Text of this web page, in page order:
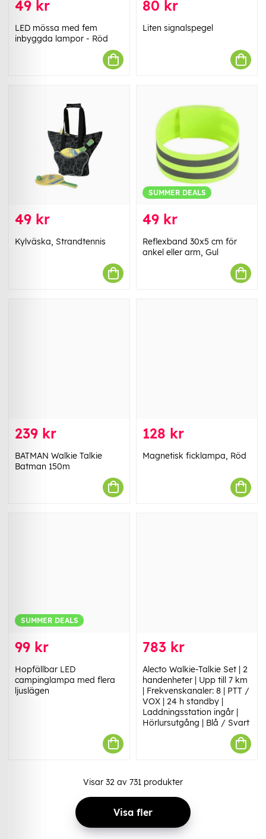
49 kr
LED mössa med fem
inbyggda lampor - Röd
80 kr
Liten signalspegel
49 kr
Kylväska, Strandtennis
SUMMER DEALS
49 kr
Reflexband 30x5 cm för
ankel eller arm, Gul
239 kr
BATMAN Walkie Talkie
Batman 150m
128 kr
Magnetisk ficklampa, Röd
SUMMER DEALS
99 kr
Hopfällbar LED
campinglampa med flera
ljuslägen
783 kr
Alecto Walkie-Talkie Set | 2
handenheter | Upp till 7 km
| Frekvenskanaler: 8 | PTT /
VOX | 24 h standby |
Laddningsstation ingår |
Hörlursutgång | Blå / Svart
Visar 32 av 731 produkter
Visa fler